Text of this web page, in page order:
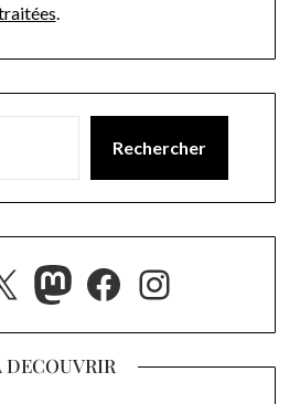
.
Rechercher
Mastodon
Facebook
DECOUVRIR